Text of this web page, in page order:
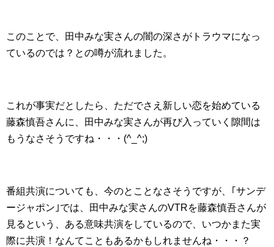
このことで、田中みな実さんの闇の深さがトラウマになっ
ているのでは？との噂が流れました。
これが事実だとしたら、ただでさえ新しい恋を始めている
藤森慎吾さんに、田中みな実さんが再び入っていく隙間は
もうなさそうですね・・・(^_^;)
番組共演についても、今のとことなさそうですが、｢サンデ
ージャポン｣では、田中みな実さんのVTRを藤森慎吾さんが
見るという、ある意味共演をしているので、いつかまた実
際に共演！なんてこともあるかもしれませんね・・・？